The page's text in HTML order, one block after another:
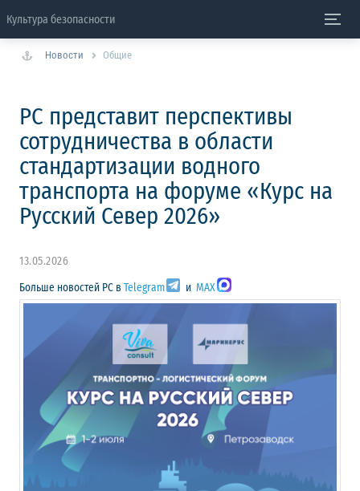
Культура безопасности
Новости Общие
РС представит перспективы
сотрудничества в области
стандартизации водного
транспорта на форуме «Курс на
Русский Север 2026»
13.05.2026
Больше новостей РС в Telegram и MAX